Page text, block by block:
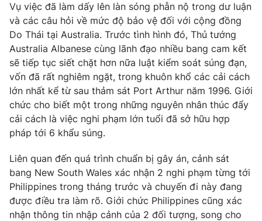
® Cấm sao chép dưới mọi hình thức nếu không có sự chấp
thuận bằng văn bản. Ghi rõ nguồn VTV.vn khi phát hành lại
thông tin từ website này.
Vụ việc đã làm dấy lên làn sóng phẫn nộ trong dư luận
và các câu hỏi về mức độ bảo vệ đối với cộng đồng
Do Thái tại Australia. Trước tình hình đó, Thủ tướng
Australia Albanese cùng lãnh đạo nhiều bang cam kết
sẽ tiếp tục siết chặt hơn nữa luật kiểm soát súng đạn,
vốn đã rất nghiêm ngặt, trong khuôn khổ các cải cách
lớn nhất kể từ sau thảm sát Port Arthur năm 1996. Giới
chức cho biết một trong những nguyên nhân thúc đẩy
cải cách là việc nghi phạm lớn tuổi đã sở hữu hợp
pháp tới 6 khẩu súng.
Liên quan đến quá trình chuẩn bị gây án, cảnh sát
bang New South Wales xác nhận 2 nghi phạm từng tới
Philippines trong tháng trước và chuyến đi này đang
được điều tra làm rõ. Giới chức Philippines cũng xác
nhận thông tin nhập cảnh của 2 đối tượng, song cho